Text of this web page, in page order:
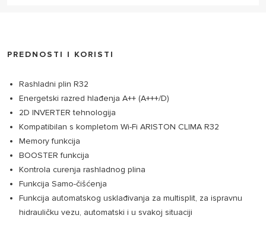
PREDNOSTI I KORISTI
Rashladni plin R32
Energetski razred hlađenja A++ (A+++/D)
2D INVERTER tehnologija
Kompatibilan s kompletom Wi-Fi ARISTON CLIMA R32
Memory funkcija
BOOSTER funkcija
Kontrola curenja rashladnog plina
Funkcija Samo-čišćenja
Funkcija automatskog usklađivanja za multisplit, za ispravnu
hidrauličku vezu, automatski i u svakoj situaciji